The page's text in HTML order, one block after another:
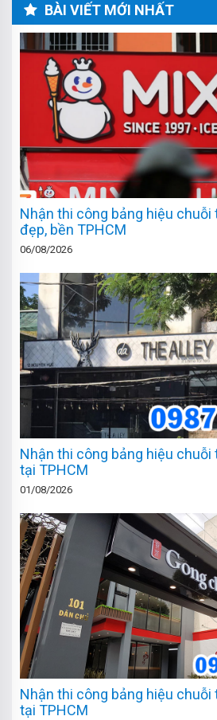
BÀI VIẾT MỚI NHẤT
Nhận thi công bảng hiệu chuỗi
đẹp, bền TPHCM
06/08/2026
Nhận thi công bảng hiệu chuỗi
tại TPHCM
01/08/2026
Nhận thi công bảng hiệu chuỗi
tại TPHCM